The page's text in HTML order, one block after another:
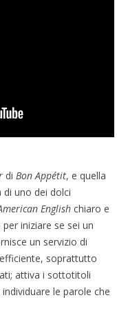
di Bon Appétit, e quella
uno dei dolci
English chiaro e
iniziare se sei un
un servizio di
soprattutto
attiva i sottotitoli
le parole che